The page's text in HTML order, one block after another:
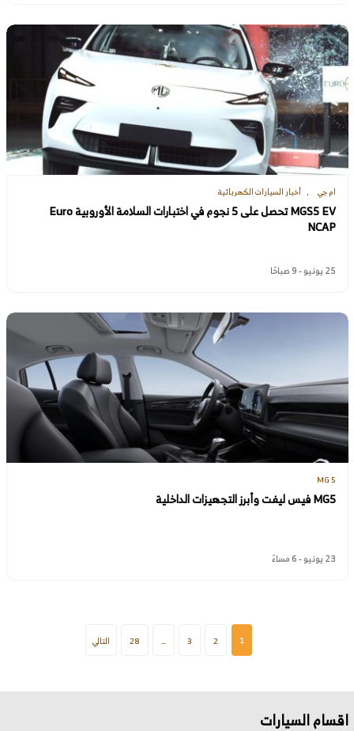
ام جي أخبار السيارات الكهربائية
MGS5 EV تحصل على 5 نجوم في اختبارات السلامة الأوروبية Euro
NCAP
25 يونيو - 9 صباحًا
MG 5
MG5 فيس ليفت وأبرز التجهيزات الداخلية
23 يونيو - 6 مساءً
1
2
3
…
28 التالي
اقسام السيارات